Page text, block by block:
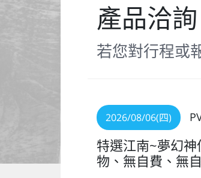
產品洽詢
若您對行程或
2026/08/06(四)
特選江南~夢幻
物、無自費、無